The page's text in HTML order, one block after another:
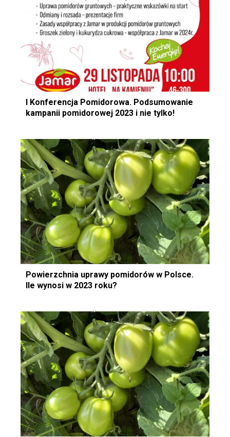
I Konferencja Pomidorowa. Podsumowanie
kampanii pomidorowej 2023 i nie tylko!
Powierzchnia uprawy pomidorów w Polsce.
Ile wynosi w 2023 roku?